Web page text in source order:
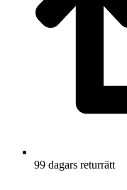
99 dagars returrätt